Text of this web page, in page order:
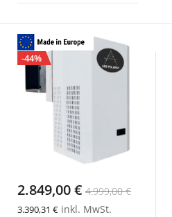
-44%
2.849,00 € 4.999,00 €
3.390,31 € inkl. MwSt.